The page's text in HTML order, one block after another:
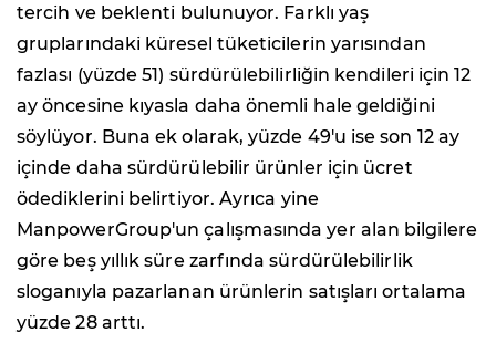
tercih ve beklenti bulunuyor. Farklı yaş
gruplarındaki küresel tüketicilerin yarısından
fazlası (yüzde 51) sürdürülebilirliğin kendileri için 12
ay öncesine kıyasla daha önemli hale geldiğini
söylüyor. Buna ek olarak, yüzde 49'u ise son 12 ay
içinde daha sürdürülebilir ürünler için ücret
ödediklerini belirtiyor. Ayrıca yine
ManpowerGroup'un çalışmasında yer alan bilgilere
göre beş yıllık süre zarfında sürdürülebilirlik
sloganıyla pazarlanan ürünlerin satışları ortalama
yüzde 28 arttı.